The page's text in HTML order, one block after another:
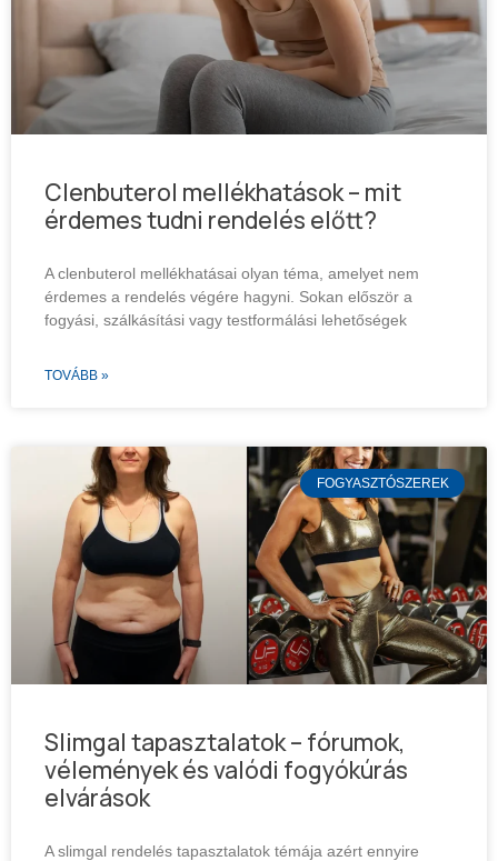
Clenbuterol mellékhatások – mit
érdemes tudni rendelés előtt?
A clenbuterol mellékhatásai olyan téma, amelyet nem
érdemes a rendelés végére hagyni. Sokan először a
fogyási, szálkásítási vagy testformálási lehetőségek
TOVÁBB »
FOGYASZTÓSZEREK
Slimgal tapasztalatok – fórumok,
vélemények és valódi fogyókúrás
elvárások
A slimgal rendelés tapasztalatok témája azért ennyire